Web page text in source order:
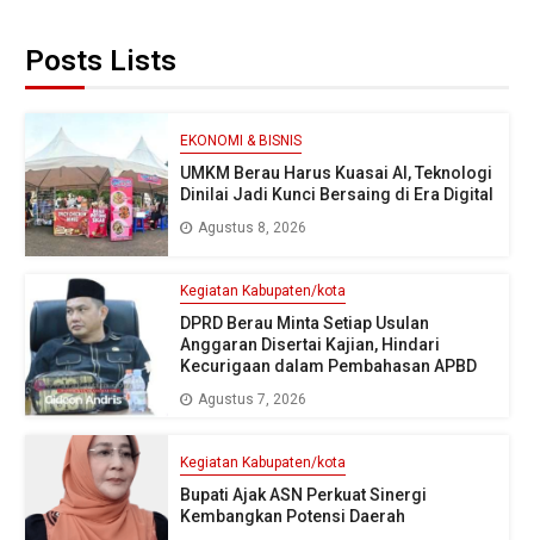
Posts Lists
EKONOMI & BISNIS
UMKM Berau Harus Kuasai AI, Teknologi
Dinilai Jadi Kunci Bersaing di Era Digital
Agustus 8, 2026
Kegiatan Kabupaten/kota
DPRD Berau Minta Setiap Usulan
Anggaran Disertai Kajian, Hindari
Kecurigaan dalam Pembahasan APBD
Agustus 7, 2026
Kegiatan Kabupaten/kota
Bupati Ajak ASN Perkuat Sinergi
Kembangkan Potensi Daerah